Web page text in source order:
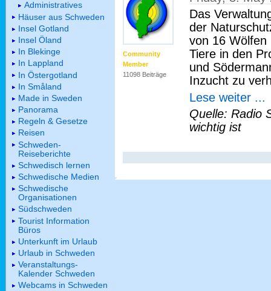
Community
Member
11098 Beiträge
Das
der
von 16 Wölfen
Tiere in den
und
Inzucht zu
Lese weiter ...
Quelle: Radio
wichtig ist
Administratives
Häuser aus Schweden
Insel Gotland
Insel Öland
In Blekinge
In Lappland
In Östergotland
In Småland
Made in Sweden
Panorama
Regeln & Gesetze
Reisen
Schweden-
Reiseberichte
Schwedisch lernen
Schwedische Medien
Schwedische
Organisationen
Südschweden
Tourist Information
Büros
Unterkunft im Urlaub
Urlaub in Schweden
Veranstaltungs-
Kalender Schweden
Webcams in Schweden